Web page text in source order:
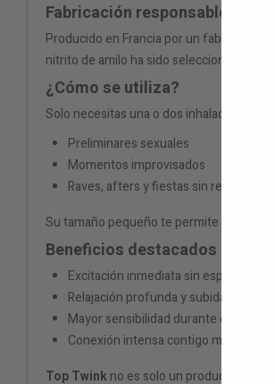
Fabricación responsable,
Producido en Francia por un fabricante
nitrito de amilo ha sido seleccionado por
¿Cómo se utiliza?
Solo necesitas una o dos inhalaciones
Preliminares sexuales
Momentos improvisados
Raves, afters y fiestas sin reglas
Su tamaño pequeño te permite llevarlo
Beneficios destacados
Excitación inmediata sin esperas
Relajación profunda y subida de
Mayor sensibilidad durante el sexo
Conexión intensa contigo mismo y
Top Twinkno es solo un producto: es